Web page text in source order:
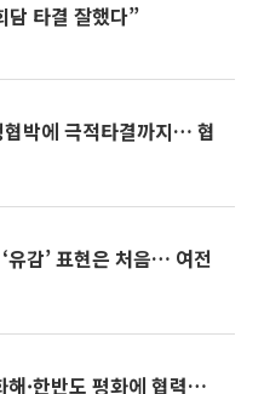
담 타결 잘했다”
박에 극적타결까지… 협
유감’ 표현은 처음… 여전
·한반도 평화에 협력…